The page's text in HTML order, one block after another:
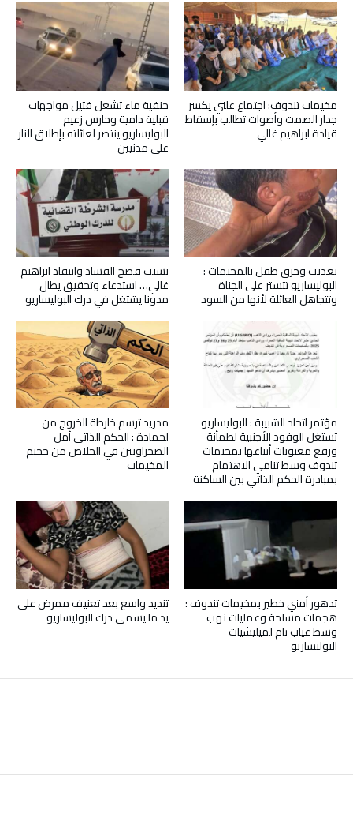
حنفية ماء تشعل فتيل مواجهات
قبلية دامية وحارس زعيم
البوليساريو ينتصر لعائلته بإطلاق النار
على مدنيين
مخيمات تندوف: اجتماع علني يكسر
جدار الصمت وأصوات تطالب بإسقاط
قيادة ابراهيم غالي
بسبب فضح الفساد وانتقاد ابراهيم
غالي… استدعاء وتحقيق يطال
مدونا يشتغل في درك البوليساريو
تعذيب وحرق طفل بالمخيمات :
البوليساريو تتستر على الجناة
وتتجاهل العائلة لأنها من السود
مدريد ترسم خارطة الخروج من
لحمادة : الحكم الذاتي أمل
الصحراويين في الخلاص من جحيم
المخيمات
مؤتمر اتحاد الشبيبة : البوليساريو
تستغل الوفود الأجنبية لطمأنة
ورفع معنويات أتباعها بمخيمات
تندوف وسط تنامي الاهتمام
بمبادرة الحكم الذاتي بين الساكنة
تنديد واسع بعد تعنيف ممرض على
يد ما يسمى درك البوليساريو
تدهور أمني خطير بمخيمات تندوف :
هجمات مسلحة وعمليات نهب
وسط غياب تام لميليشيات
البوليساريو